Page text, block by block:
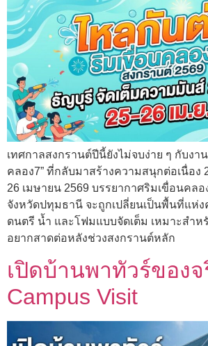
เทศกาลสงกรานต์ปีนี้ยังไม่จบง่าย ๆ กับงา
คลอง7” ที่กลับมาสร้างความสนุกต่อเนื่อง
26 เมษายน 2569 บรรยากาศริมเขื่อนคล
จังหวัดปทุมธานี จะถูกเปลี่ยนเป็นพื้นที่แห่ง
ดนตรี น้ำ และโฟมแบบจัดเต็ม เหมาะสำห
อยากสาดต่อหลังช่วงสงกรานต์หลัก
เปิดบ้านพาทัวร์ของจ
Campus Visit